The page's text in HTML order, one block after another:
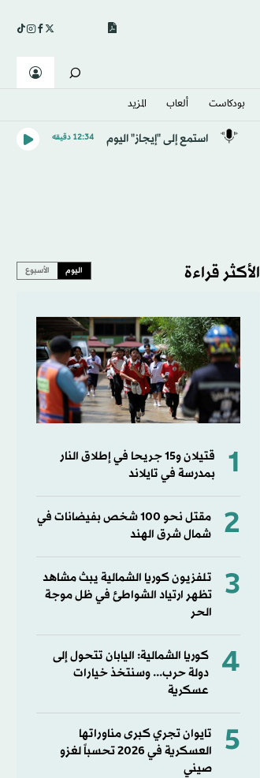
بودكاست ألعاب المزيد
استمع إلى "إيجاز" اليوم 12:34 دقيقه
الأكثر قراءة اليوم الأسبوع
1
قتيلان و15 جريحا في إطلاق النار
بمدرسة في تايلاند
2
مقتل نحو 100 شخص بفيضانات في
شمال شرق الهند
3
تلفزيون كوريا الشمالية يبث مشاهد
تظهر ارتياد الشواطئ في ظل موجة
الحر
4
كوريا الشمالية: اليابان تتحول إلى
دولة حرب... وسنتخذ خيارات
عسكرية
5
تايوان تجري كبرى مناوراتها
العسكرية في 2026 تحسباً لغزو
صيني